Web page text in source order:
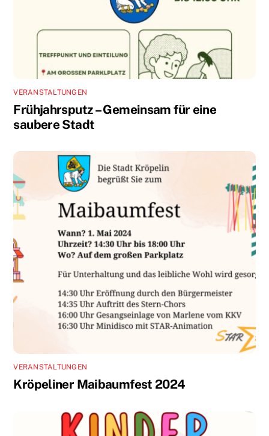
VERANSTALTUNGEN
Frühjahrsputz – Gemeinsam für eine
saubere Stadt
VERANSTALTUNGEN
Kröpeliner Maibaumfest 2024